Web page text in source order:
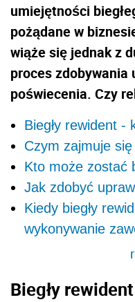
umiejętności
pożądane w
wiąże się jednak z
proces zdobywania
poświecenia. Czy
Biegły rewident -
Czym zajmuje
Kto może zostać
Jak zdobyć
Kiedy biegły
wykonywanie
Biegły